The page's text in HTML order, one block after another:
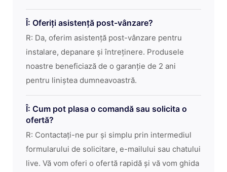
Î: Oferiți asistență post-vânzare?
R: Da, oferim asistență post-vânzare pentru
instalare, depanare și întreținere. Produsele
noastre beneficiază de o garanție de 2 ani
pentru liniștea dumneavoastră.
Î: Cum pot plasa o comandă sau solicita o
ofertă?
R: Contactați-ne pur și simplu prin intermediul
formularului de solicitare, e-mailului sau chatului
live. Vă vom oferi o ofertă rapidă și vă vom ghida